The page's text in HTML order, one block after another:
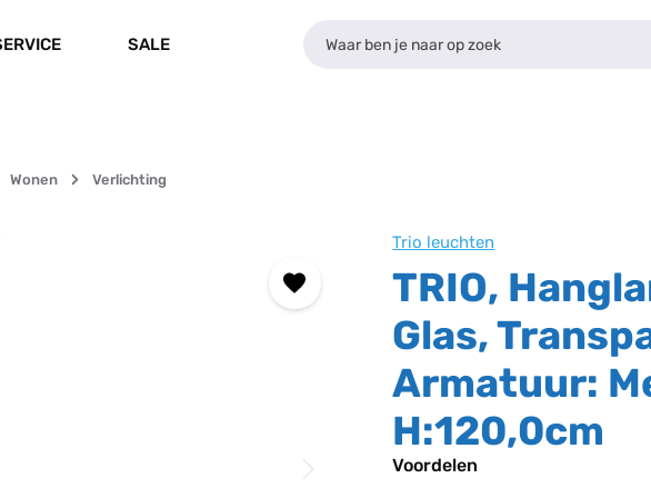
SALE
Wonen Verlichting
Trio leuchten
TRIO,
Glas,
Armatuur:
H:120,0cm
Voordelen